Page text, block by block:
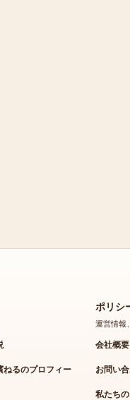
るのプロフィー
ポリシー